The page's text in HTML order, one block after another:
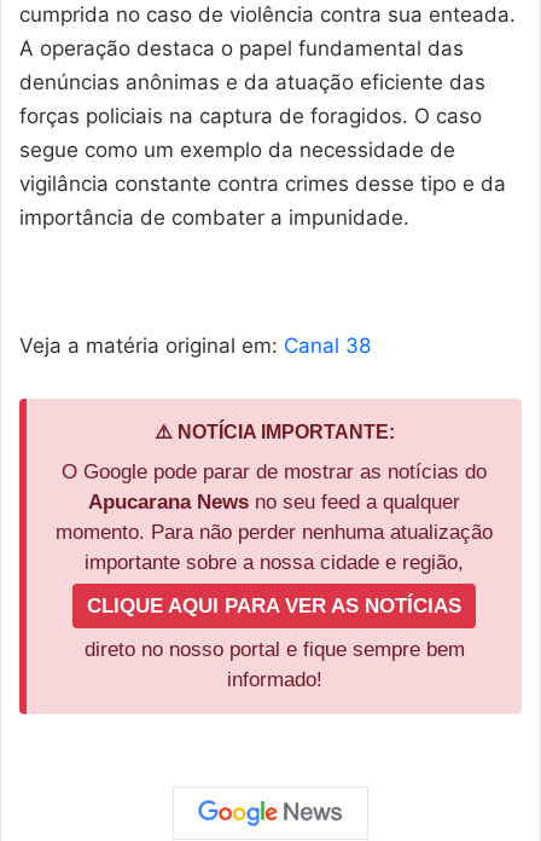
cumprida no caso de violência contra sua enteada.
A operação destaca o papel fundamental das
denúncias anônimas e da atuação eficiente das
forças policiais na captura de foragidos. O caso
segue como um exemplo da necessidade de
vigilância constante contra crimes desse tipo e da
importância de combater a impunidade.
Veja a matéria original em: Canal 38
⚠️ NOTÍCIA IMPORTANTE:
O Google pode parar de mostrar as notícias do
Apucarana News no seu feed a qualquer
momento. Para não perder nenhuma atualização
importante sobre a nossa cidade e região,
CLIQUE AQUI PARA VER AS NOTÍCIAS
direto no nosso portal e fique sempre bem
informado!